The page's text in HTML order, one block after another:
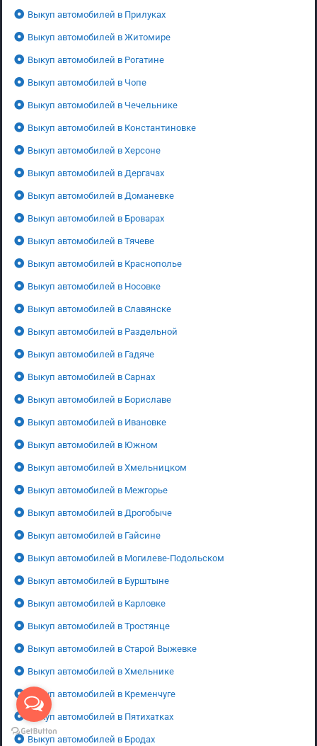
Выкуп автомобилей в Прилуках
Выкуп автомобилей в Житомире
Выкуп автомобилей в Рогатине
Выкуп автомобилей в Чопе
Выкуп автомобилей в Чечельнике
Выкуп автомобилей в Константиновке
Выкуп автомобилей в Херсоне
Выкуп автомобилей в Дергачах
Выкуп автомобилей в Доманевке
Выкуп автомобилей в Броварах
Выкуп автомобилей в Тячеве
Выкуп автомобилей в Краснополье
Выкуп автомобилей в Носовке
Выкуп автомобилей в Славянске
Выкуп автомобилей в Раздельной
Выкуп автомобилей в Гадяче
Выкуп автомобилей в Сарнах
Выкуп автомобилей в Бориславе
Выкуп автомобилей в Ивановке
Выкуп автомобилей в Южном
Выкуп автомобилей в Хмельницком
Выкуп автомобилей в Межгорье
Выкуп автомобилей в Дрогобыче
Выкуп автомобилей в Гайсине
Выкуп автомобилей в Могилеве-Подольском
Выкуп автомобилей в Бурштыне
Выкуп автомобилей в Карловке
Выкуп автомобилей в Тростянце
Выкуп автомобилей в Старой Выжевке
Выкуп автомобилей в Хмельнике
Выкуп автомобилей в Кременчуге
Выкуп автомобилей в Пятихатках
Выкуп автомобилей в Бродах